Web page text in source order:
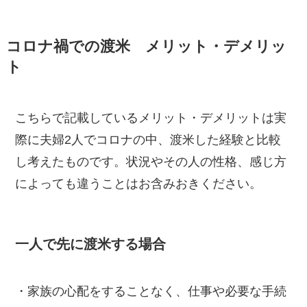
コロナ禍での渡米 メリット・デメリッ
ト
こちらで記載している メリット・デメリット は実
際に夫婦2人でコロナの中、渡米 した経験と比較
し考えたものです。状況やその人の性格、感じ方
によっても違うことはお含みおきください。
一人で先に渡米する場合
・家族の心配をすることなく、仕事や必要な手続